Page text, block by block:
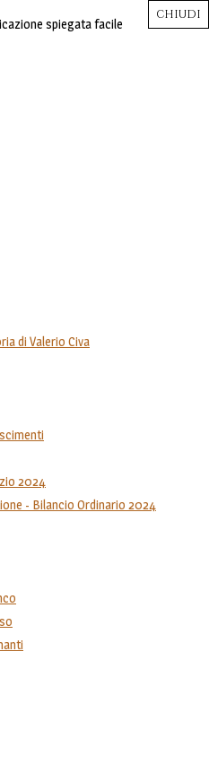
spiegata facile
di Valerio Civa
2024
- Bilancio Ordinario 2024
Close
Close
Close
Close
CHIUDI
CHIUDI
CHIUDI
CHIUDI
CHIUDI